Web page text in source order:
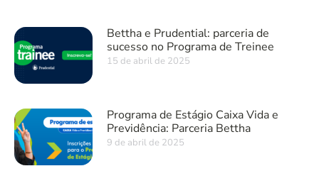
Bettha e Prudential: parceria de
sucesso no Programa de Treinee
15 de abril de 2025
Programa de Estágio Caixa Vida e
Previdência: Parceria Bettha
9 de abril de 2025